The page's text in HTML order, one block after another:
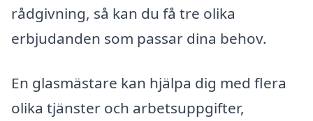
rådgivning, så kan du få tre olika
erbjudanden som passar dina behov.
En glasmästare kan hjälpa dig med flera
olika tjänster och arbetsuppgifter,